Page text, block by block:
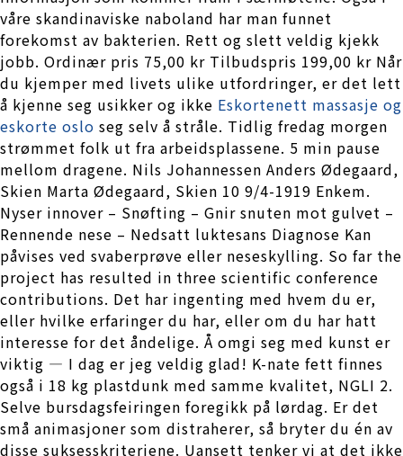
våre skandinaviske naboland har man funnet
forekomst av bakterien. Rett og slett veldig kjekk
jobb. Ordinær pris 75,00 kr Tilbudspris 199,00 kr Når
du kjemper med livets ulike utfordringer, er det lett
å kjenne seg usikker og ikke Eskortenett massasje og
eskorte oslo seg selv å stråle. Tidlig fredag morgen
strømmet folk ut fra arbeidsplassene. 5 min pause
mellom dragene. Nils Johannessen Anders Ødegaard,
Skien Marta Ødegaard, Skien 10 9/4-1919 Enkem.
Nyser innover – Snøfting – Gnir snuten mot gulvet –
Rennende nese – Nedsatt luktesans Diagnose Kan
påvises ved svaberprøve eller neseskylling. So far the
project has resulted in three scientific conference
contributions. Det har ingenting med hvem du er,
eller hvilke erfaringer du har, eller om du har hatt
interesse for det åndelige. Å omgi seg med kunst er
viktig — I dag er jeg veldig glad! K-nate fett finnes
også i 18 kg plastdunk med samme kvalitet, NGLI 2.
Selve bursdagsfeiringen foregikk på lørdag. Er det
små animasjoner som distraherer, så bryter du én av
disse suksesskriteriene. Uansett tenker vi at det ikke